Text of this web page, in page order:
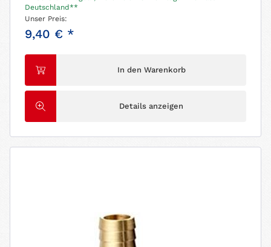
Deutschland**
Unser Preis:
9,40 € *
In den Warenkorb
Details anzeigen